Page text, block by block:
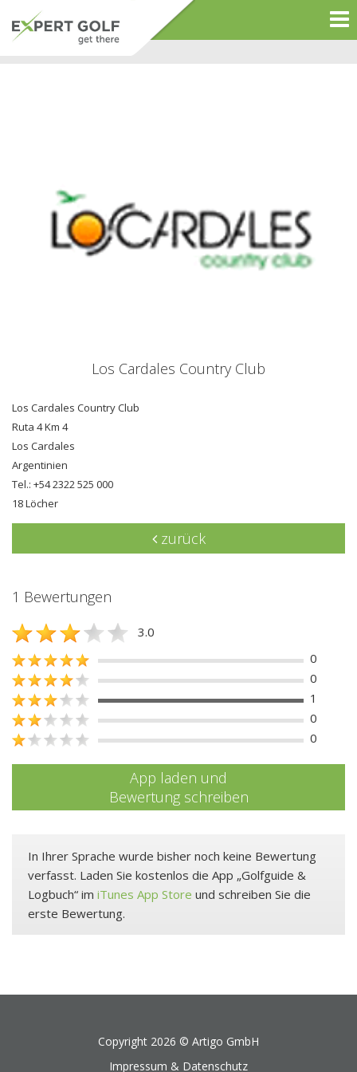
Los Cardales Country Club
Los Cardales Country Club
Ruta 4 Km 4
Los Cardales
Argentinien
Tel.: +54 2322 525 000
18 Löcher
zurück
1 Bewertungen
3.0
0
0
1
0
0
App laden und
Bewertung schreiben
In Ihrer Sprache wurde bisher noch keine Bewertung
verfasst. Laden Sie kostenlos die App „Golfguide &
Logbuch“ im iTunes App Store und schreiben Sie die
erste Bewertung.
Copyright 2026 © Artigo GmbH
Impressum & Datenschutz